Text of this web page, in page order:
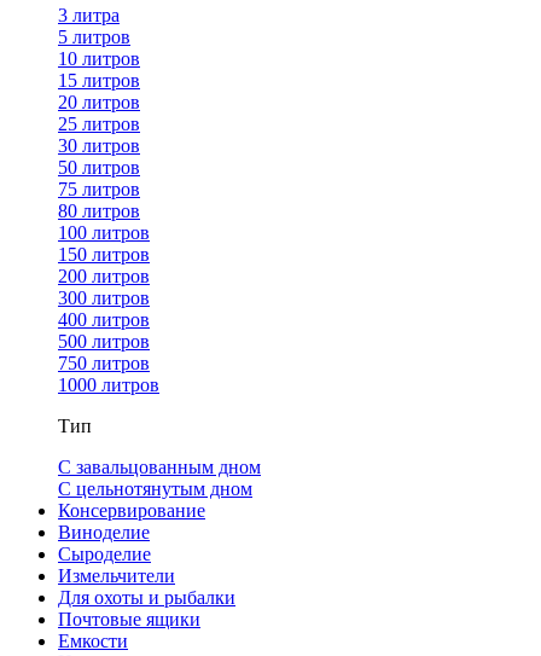
3 литра
5 литров
10 литров
15 литров
20 литров
25 литров
30 литров
50 литров
75 литров
80 литров
100 литров
150 литров
200 литров
300 литров
400 литров
500 литров
750 литров
1000 литров
Тип
С завальцованным дном
С цельнотянутым дном
Консервирование
Виноделие
Сыроделие
Измельчители
Для охоты и рыбалки
Почтовые ящики
Емкости